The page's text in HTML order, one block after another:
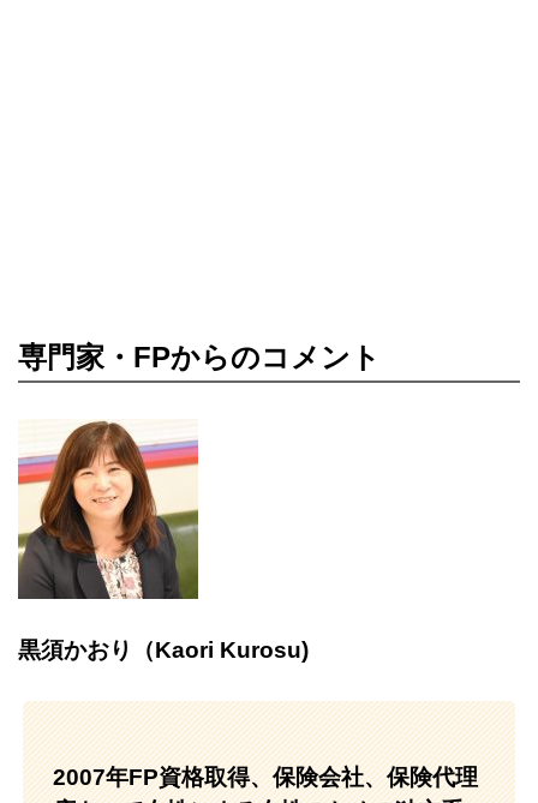
専門家・FPからのコメント
黒須かおり（Kaori Kurosu)
2007年FP資格取得、保険会社、保険代理